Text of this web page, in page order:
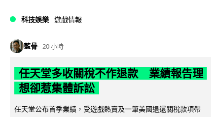
科技娛樂 遊戲情報
藍骨 20 小時
任天堂多收關稅不作退款 業績報告理
想卻惹集體訴訟
任天堂公布首季業績，受遊戲熱賣及一筆美國退還關稅款項帶